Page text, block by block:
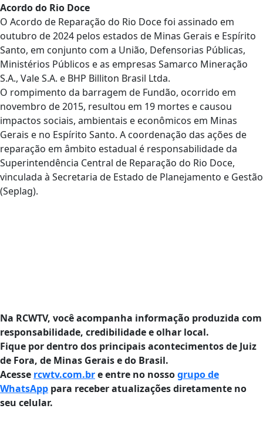
Acordo do Rio Doce
O Acordo de Reparação do Rio Doce foi assinado em
outubro de 2024 pelos estados de Minas Gerais e Espírito
Santo, em conjunto com a União, Defensorias Públicas,
Ministérios Públicos e as empresas Samarco Mineração
S.A., Vale S.A. e BHP Billiton Brasil Ltda.
O rompimento da barragem de Fundão, ocorrido em
novembro de 2015, resultou em 19 mortes e causou
impactos sociais, ambientais e econômicos em Minas
Gerais e no Espírito Santo. A coordenação das ações de
reparação em âmbito estadual é responsabilidade da
Superintendência Central de Reparação do Rio Doce,
vinculada à Secretaria de Estado de Planejamento e Gestão
(Seplag).
Na RCWTV, você acompanha informação produzida com
responsabilidade, credibilidade e olhar local.
Fique por dentro dos principais acontecimentos de Juiz
de Fora, de Minas Gerais e do Brasil.
Acesse rcwtv.com.bre entre no nossogrupo de
WhatsApp para receber atualizações diretamente no
seu celular.